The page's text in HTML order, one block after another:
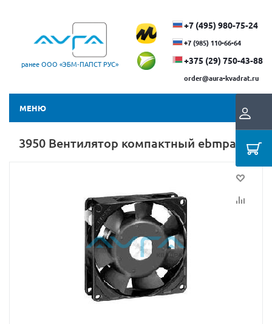
ранее ООО «ЭБМ‑ПАПСТ РУС»
+7 (495) 980-75-24
+7 (985) 110-66-64
+375 (29) ​750-43-88
order@aura-kvadrat.ru
МЕНЮ
3950 Вентилятор компактный ebmpapst